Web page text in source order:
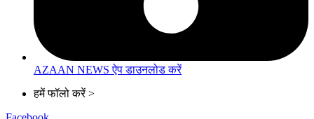
AZAAN NEWS ऐप डाउनलोड करें
हमें फॉलो करें >